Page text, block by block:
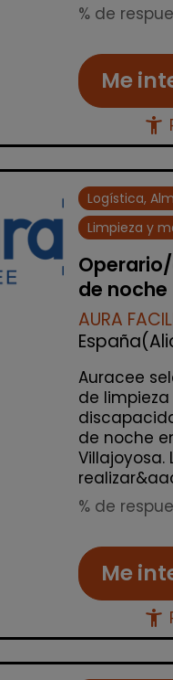
% de
Me
accessibility_new
Logística,
Limpieza y
de
AURA
Auracee
de
de noche
Villajoyosa.
% de
Me
accessibility_new